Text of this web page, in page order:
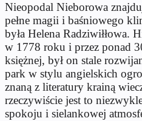
Nieopodal Nieborowa
pełne magii i baśniowego
była Helena Radziwiłłowa.
w 1778 roku i przez ponad
księżnej, był on stale
park w stylu angielskich
znaną z literatury krainą
rzeczywiście jest to
spokoju i sielankowej